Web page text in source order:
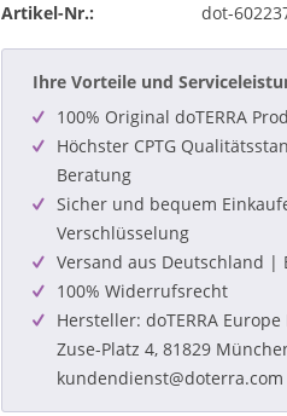
Artikel-Nr.: dot-
Ihre Vorteile und
100% Original doTERRA
Höchster CPTG
Beratung
Sicher und bequem
Verschlüsselung
Versand aus Deutschland |
100% Widerrufsrecht
Hersteller: doTERRA
Zuse-Platz 4, 81829
kundendienst@doterra.com